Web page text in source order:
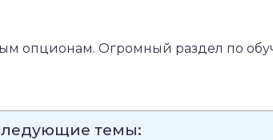
опционам. Огромный раздел по
темы: